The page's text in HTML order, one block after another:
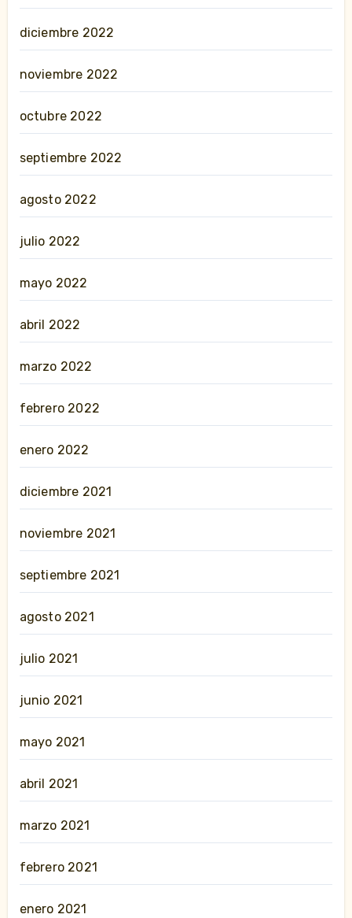
diciembre 2022
noviembre 2022
octubre 2022
septiembre 2022
agosto 2022
julio 2022
mayo 2022
abril 2022
marzo 2022
febrero 2022
enero 2022
diciembre 2021
noviembre 2021
septiembre 2021
agosto 2021
julio 2021
junio 2021
mayo 2021
abril 2021
marzo 2021
febrero 2021
enero 2021